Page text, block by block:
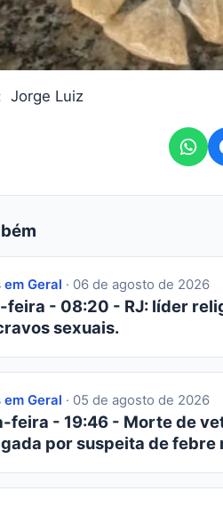
Jorge Luiz
Geral · 06 de agosto de 2026
feira - 08:20 - RJ: líder
sexuais.
Geral · 05 de agosto de 2026
feira - 19:46 - Morte de
por suspeita de febre